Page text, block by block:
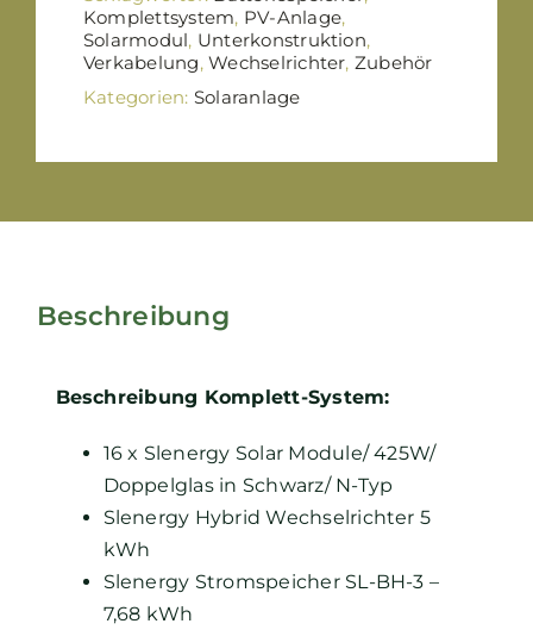
Komplettsystem, PV-Anlage,
Solarmodul, Unterkonstruktion,
Verkabelung,Wechselrichter, Zubehör
Kategorien: Solaranlage
Beschreibung
Beschreibung Komplett-System:
16 x Slenergy Solar Module/ 425W/
Doppelglas in Schwarz/ N-Typ
Slenergy Hybrid Wechselrichter 5
kWh
Slenergy Stromspeicher SL-BH-3 –
7,68 kWh